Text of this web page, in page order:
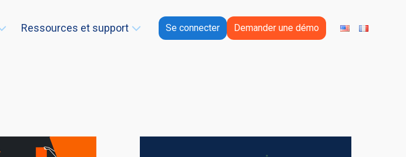
Ressources et support Se connecter Demander une démo